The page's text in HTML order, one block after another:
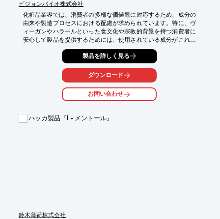
ビジョンバイオ株式会社
化粧品業界では、消費者の多様な価値観に対応するため、成分の
由来や製造プロセスにおける配慮が求められています。特に、ヴ
ィーガンやハラールといった食文化や宗教的背景を持つ消費者に
安心して製品を提供するためには、使用されている成分がこれら
の基準に適合しているかの確認が重要です。不適切な成分の使用
は、消費者の信頼を損なう可能性があります。当社のヴィーガ
ン・ハラール食品検査は、科学的根拠に基づいた検査により、化
粧品成分の適合性を明確にし、安心を提供します。
【活用シーン】
・化粧品原料のヴィーガン適合性確認
・製品開発における成分スクリーニング
・海外市場展開時の成分証明
製品を詳しく見る
ダウンロード
お問い合わせ
ハッカ製品『l - メントール』
鈴木薄荷株式会社